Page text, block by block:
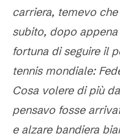
carriera, temevo
subito, dopo
fortuna di seguire il
tennis mondiale:
Cosa volere di più
pensavo fosse
e alzare bandiera